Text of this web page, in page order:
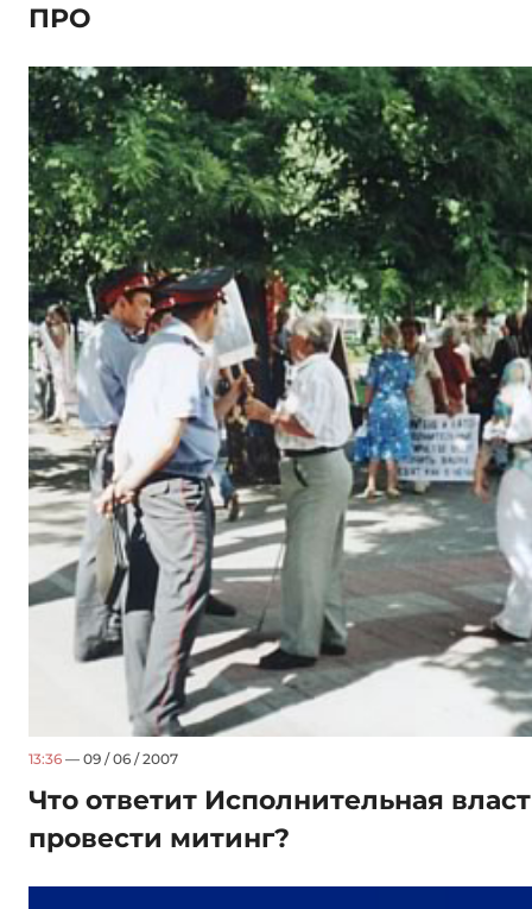
ПРО
13:36 — 09 / 06 / 2007
Что ответит Исполнительная
провести митинг?